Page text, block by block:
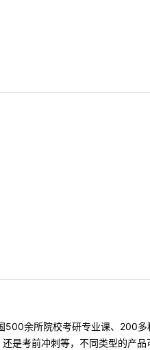
余所院校考研专业课、200
是考前冲刺等，不同类型的产